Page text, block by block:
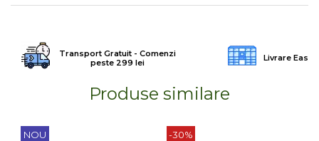
Transport Gratuit - Comenzi
peste 299 lei
Livrare
Produse similare
NOU
-30%